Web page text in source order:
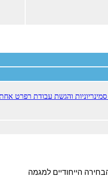
2 עבודות סמינריוניות והגשת עבודת רפרט
הייחודיים למגמה